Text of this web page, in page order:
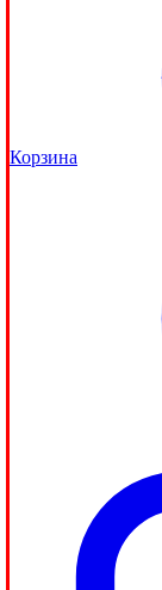
Корзина